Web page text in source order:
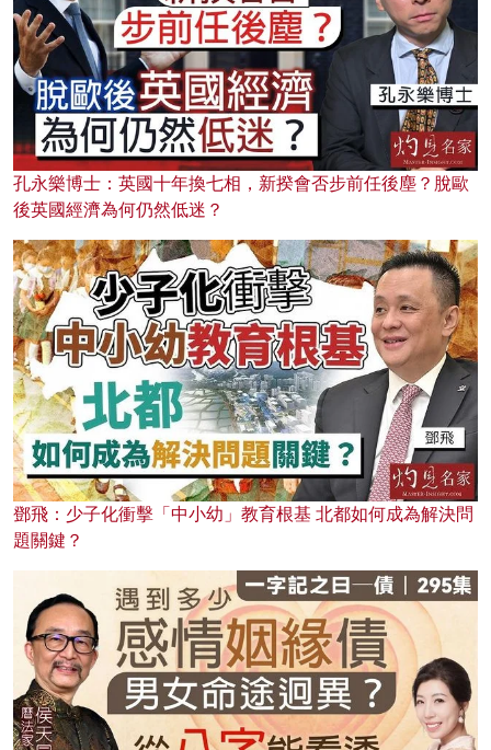
孔永樂博士：英國十年換七相，新揆會否步前任後塵？脫歐
後英國經濟為何仍然低迷？
鄧飛：少子化衝擊「中小幼」教育根基 北都如何成為解決問
題關鍵？